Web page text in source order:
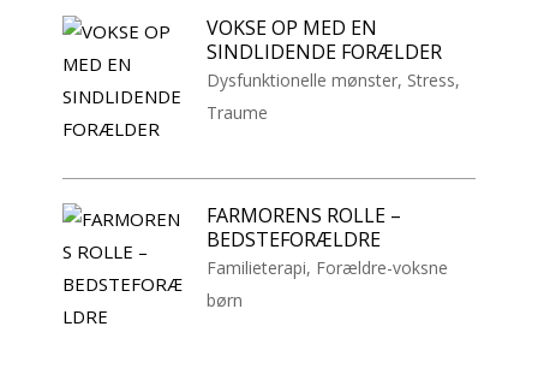
VOKSE OP MED EN
SINDLIDENDE FORÆLDER
Dysfunktionelle mønster, Stress,
Traume
FARMORENS ROLLE –
BEDSTEFORÆLDRE
Familieterapi, Forældre-voksne
børn